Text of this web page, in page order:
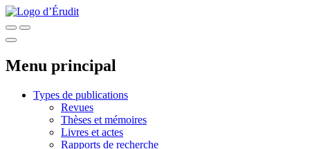
Menu principal
Types de publications
Revues
Thèses et mémoires
Livres et actes
Rapports de recherche